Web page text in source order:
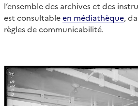
l’ensemble des archives et des
est consultableen médiathèque,
règles de communicabilité.